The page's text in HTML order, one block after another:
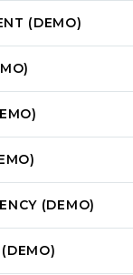
(DEMO)
(DEMO)